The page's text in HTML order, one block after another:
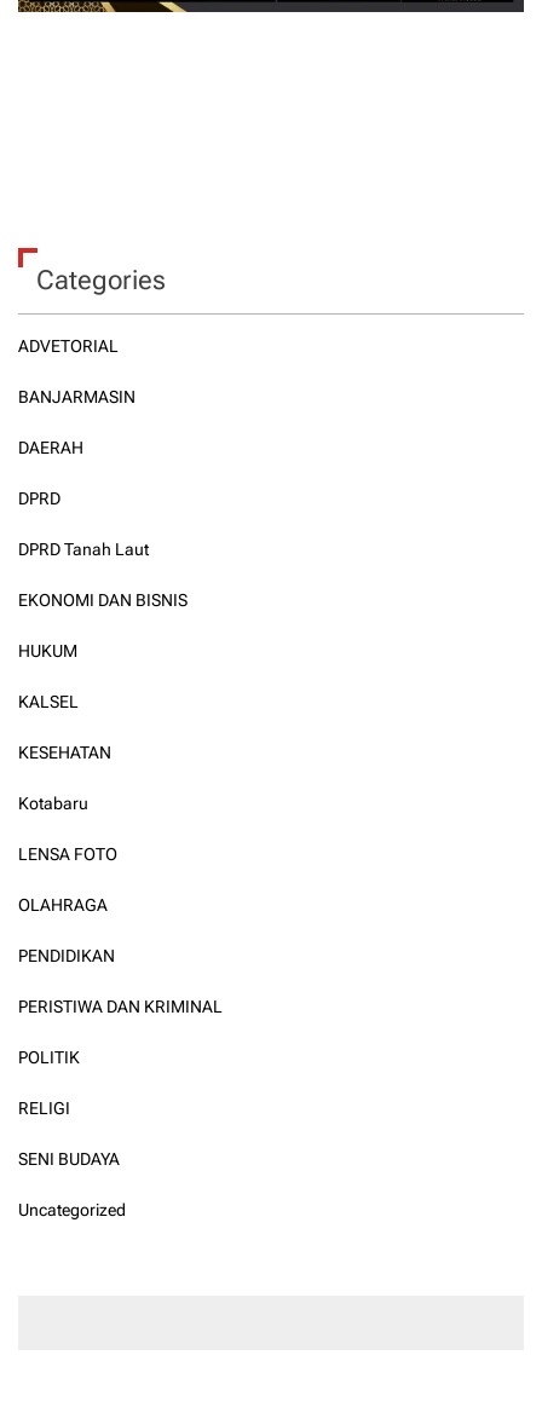
Categories
ADVETORIAL
BANJARMASIN
DAERAH
DPRD
DPRD Tanah Laut
EKONOMI DAN BISNIS
HUKUM
KALSEL
KESEHATAN
Kotabaru
LENSA FOTO
OLAHRAGA
PENDIDIKAN
PERISTIWA DAN KRIMINAL
POLITIK
RELIGI
SENI BUDAYA
Uncategorized